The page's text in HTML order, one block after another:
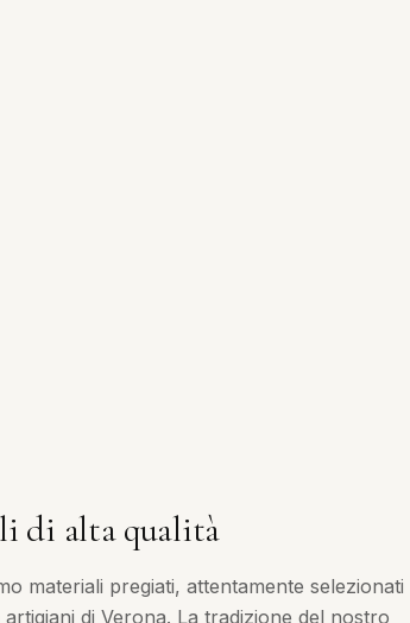
di alta qualità
materiali pregiati, attentamente selezionati
di Verona. La tradizione del nostro